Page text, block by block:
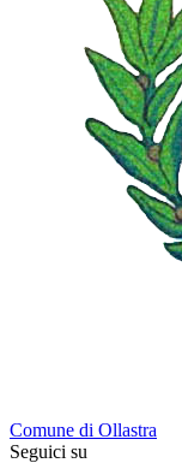
Comune di Ollastra
Seguici su